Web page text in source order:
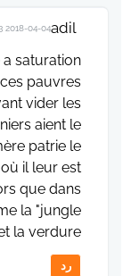
adil
2018-04-04 09:39:33
saturation
pauvres
vider les
aient le
patrie le
il leur est
que dans
la "jungle
la verdure
رد